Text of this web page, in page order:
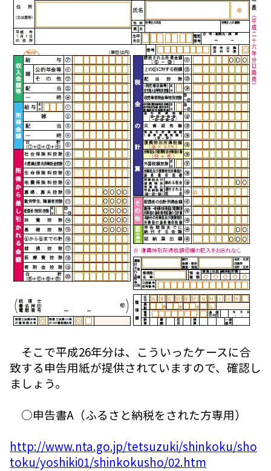
そこで平成26年分は、こういったケースに合
致する申告用紙が提供されていますので、確認し
ましょう。
○申告書A（ふるさと納税をされた方専用）
http://www.nta.go.jp/tetsuzuki/shinkoku/sho
toku/yoshiki01/shinkokusho/02.htm